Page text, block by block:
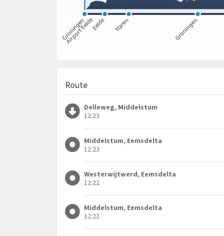
Route
Delleweg, Middelstum
12:23
Middelstum, Eemsdelta
12:23
Westerwijtwerd, Eemsdelta
12:22
Middelstum, Eemsdelta
12:22